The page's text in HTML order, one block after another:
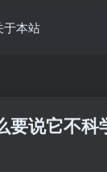
于本站
要说它不